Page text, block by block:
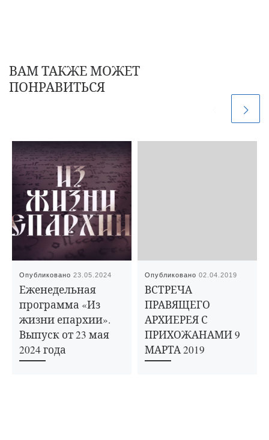
ВАМ ТАКЖЕ МОЖЕТ
ПОНРАВИТЬСЯ
Опубликовано23.05.2024
Еженедельная
программа «Из
жизни епархии».
Выпуск от 23 мая
2024 года
Опубликовано02.04.2019
ВСТРЕЧА
ПРАВЯЩЕГО
АРХИЕРЕЯ С
ПРИХОЖАНАМИ 9
МАРТА 2019